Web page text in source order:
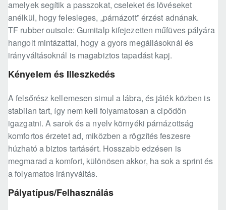
amelyek segítik a passzokat, cseleket és lövéseket
anélkül, hogy felesleges, „párnázott” érzést adnának.
TF rubber outsole: Gumitalp kifejezetten műfüves pályára
hangolt mintázattal, hogy a gyors megállásoknál és
irányváltásoknál is magabiztos tapadást kapj.
Kényelem és Illeszkedés
A felsőrész kellemesen simul a lábra, és játék közben is
stabilan tart, így nem kell folyamatosan a cipődön
igazgatni. A sarok és a nyelv környéki párnázottság
komfortos érzetet ad, miközben a rögzítés feszesre
húzható a biztos tartásért. Hosszabb edzésen is
megmarad a komfort, különösen akkor, ha sok a sprint és
a folyamatos irányváltás.
Pályatípus/Felhasználás